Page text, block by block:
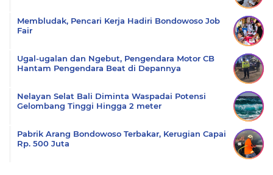
Membludak, Pencari Kerja Hadiri Bondowoso Job
Fair
Ugal-ugalan dan Ngebut, Pengendara Motor CB
Hantam Pengendara Beat di Depannya
Nelayan Selat Bali Diminta Waspadai Potensi
Gelombang Tinggi Hingga 2 meter
Pabrik Arang Bondowoso Terbakar, Kerugian Capai
Rp. 500 Juta